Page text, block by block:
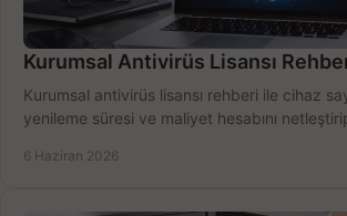
Kurumsal Antivirüs Lisansı
Kurumsal antivirüs lisansı rehberi ile cihaz
yenileme süresi ve maliyet hesabını
6 Haziran 2026